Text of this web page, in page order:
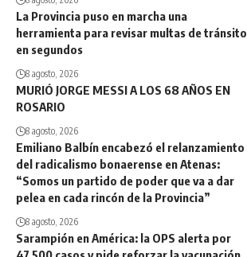
La Provincia puso en marcha una
herramienta para revisar multas de tránsito
en segundos
8 agosto, 2026
MURIÓ JORGE MESSI A LOS 68 AÑOS EN
ROSARIO
8 agosto, 2026
Emiliano Balbín encabezó el relanzamiento
del radicalismo bonaerense en Atenas:
“Somos un partido de poder que va a dar
pelea en cada rincón de la Provincia”
8 agosto, 2026
Sarampión en América: la OPS alerta por